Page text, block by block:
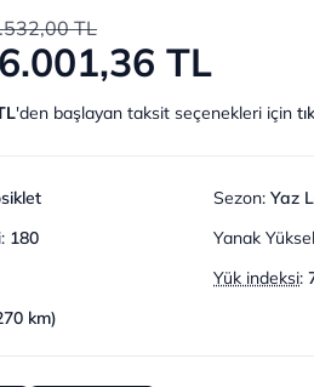
TL
TL
'den başlayan taksit seçenekleri için
Sezon: Yaz
: 180 Yanak
Yük indeksi:
km)